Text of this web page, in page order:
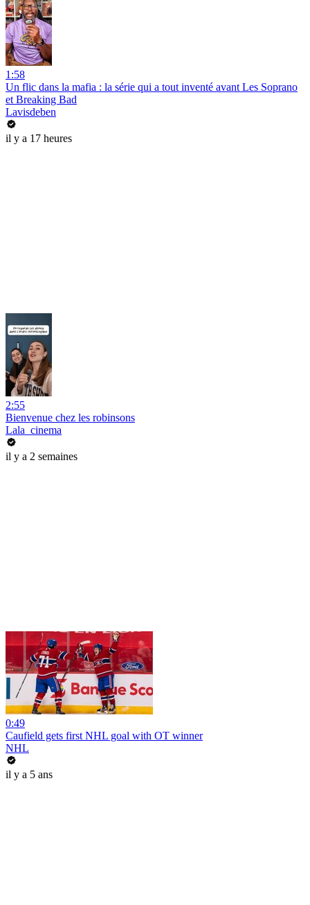
1:58
Un flic dans la mafia : la série qui a tout inventé avant Les Soprano
et Breaking Bad
Lavisdeben
il y a 17 heures
2:55
Bienvenue chez les robinsons
Lala_cinema
il y a 2 semaines
0:49
Caufield gets first NHL goal with OT winner
NHL
il y a 5 ans